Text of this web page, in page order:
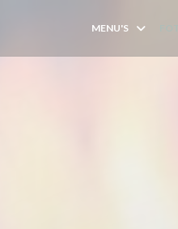
MENU'S